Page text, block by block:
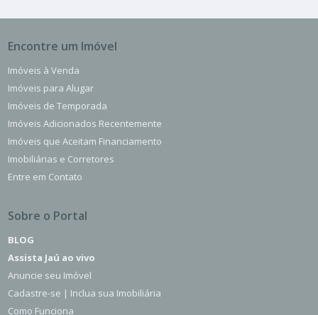
Encontre um Imóvel
Imóveis à Venda
Imóveis para Alugar
Imóveis de Temporada
Imóveis Adicionados Recentemente
Imóveis que Aceitam Financiamento
Entre em Contato
Sobre o Portal
BLOG
Assista Jaú ao vivo
Anuncie seu Imóvel